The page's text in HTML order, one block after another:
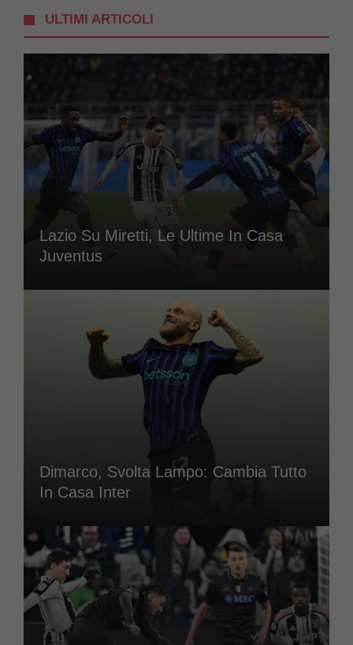
ULTIMI ARTICOLI
Lazio Su Miretti, Le Ultime In Casa
Juventus
Dimarco, Svolta Lampo: Cambia Tutto
In Casa Inter